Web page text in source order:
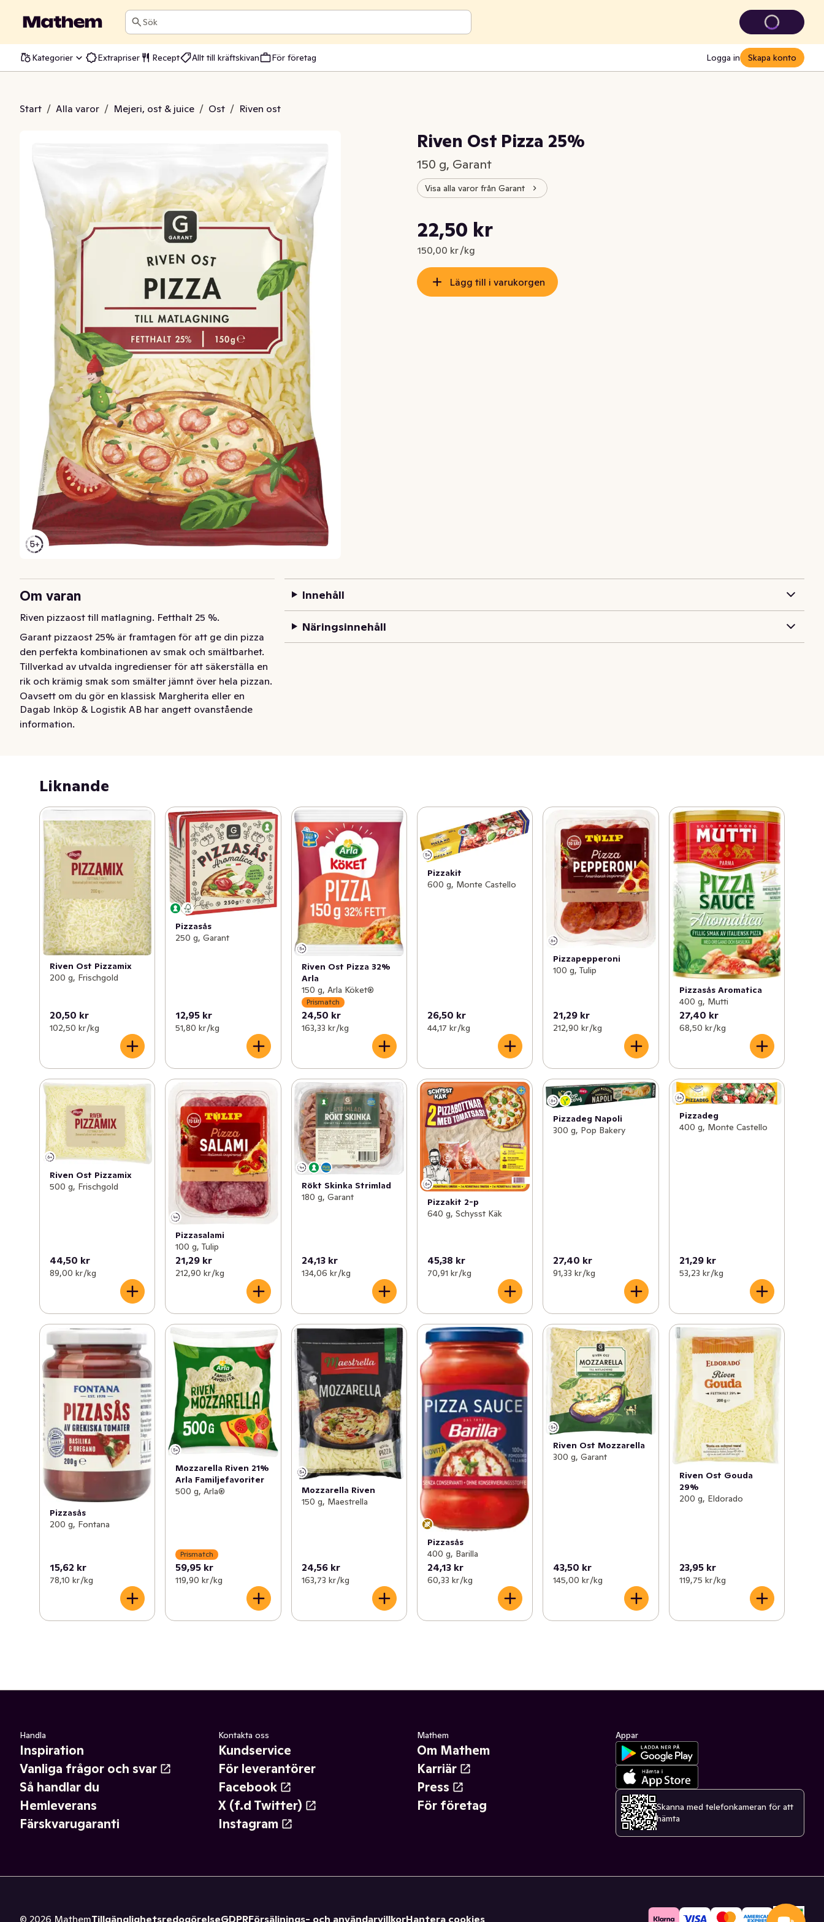
Sök
Kategorier Extrapriser Recept Allt till kräftskivan För företag Logga in Skapa konto
Start / Alla varor / Mejeri, ost & juice / Ost / Riven ost
Pizza 25%
Riven Ost Pizza 25%
150 g, Garant
Visa alla varor från Garant
Nuvarande pris är: 22,50 kr
22,50 kr
150,00 kr /kg
Styckpris: 150,00 kr /kg
Lägg till i varukorgen
Om varan
Riven pizzaost till matlagning. Fetthalt 25 %.
Garant pizzaost 25% är framtagen för att ge din pizza
den perfekta kombinationen av smak och smältbarhet.
Tillverkad av utvalda ingredienser för att säkerställa en
rik och krämig smak som smälter jämnt över hela pizzan.
Oavsett om du gör en klassisk Margherita eller en
kreativ specialpizza, kommer vår riven pizzaost att höja
din pizzaupplevelse.
Dagab Inköp & Logistik AB har angett ovanstående
information.
Innehåll
Näringsinnehåll
Liknande
Riven Ost Pizzamix
200 g, Frischgold
20,50 kr
102,50 kr /kg
Pizzasås
250 g, Garant
12,95 kr
51,80 kr /kg
Riven Ost Pizza 32%
Arla
150 g, Arla Köket®
Prismatch
24,50 kr
163,33 kr /kg
Pizzakit
600 g, Monte Castello
26,50 kr
44,17 kr /kg
Pizzapepperoni
100 g, Tulip
21,29 kr
212,90 kr /kg
Pizzasås Aromatica
400 g, Mutti
27,40 kr
68,50 kr /kg
Riven Ost Pizzamix
500 g, Frischgold
44,50 kr
89,00 kr /kg
Pizzasalami
100 g, Tulip
21,29 kr
212,90 kr /kg
Rökt Skinka Strimlad
180 g, Garant
24,13 kr
134,06 kr /kg
Pizzakit 2-p
640 g, Schysst Käk
45,38 kr
70,91 kr /kg
Pizzadeg Napoli
300 g, Pop Bakery
27,40 kr
91,33 kr /kg
Pizzadeg
400 g, Monte Castello
21,29 kr
53,23 kr /kg
Pizzasås
200 g, Fontana
15,62 kr
78,10 kr /kg
Mozzarella Riven 21%
Arla Familjefavoriter
500 g, Arla®
Prismatch
59,95 kr
119,90 kr /kg
Mozzarella Riven
150 g, Maestrella
24,56 kr
163,73 kr /kg
Pizzasås
400 g, Barilla
24,13 kr
60,33 kr /kg
Riven Ost Mozzarella
300 g, Garant
43,50 kr
145,00 kr /kg
Riven Ost Gouda
29%
200 g, Eldorado
23,95 kr
119,75 kr /kg
Handla
Inspiration
Vanliga frågor och svar
Så handlar du
Hemleverans
Färskvarugaranti
Kontakta oss
Kundservice
För leverantörer
Facebook
X (f.d Twitter)
Instagram
Mathem
Om Mathem
Karriär
Press
För företag
Appar
Skanna med telefonkameran för att
hämta
© 2026 MathemTillgänglighetsredogörelseGDPRFörsäljnings- och användarvillkorHantera cookies